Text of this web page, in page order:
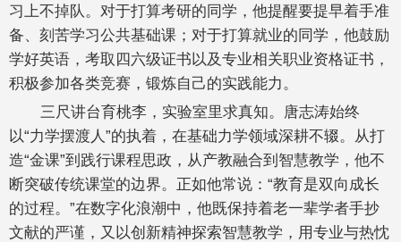
习上不掉队。对于打算考研的同学，他提醒要提早着手准
备、刻苦学习公共基础课；对于打算就业的同学，他鼓励
学好英语，考取四六级证书以及专业相关职业资格证书，
积极参加各类竞赛，锻炼自己的实践能力。
三尺讲台育桃李，实验室里求真知。唐志涛始终
以“力学摆渡人”的执着，在基础力学领域深耕不辍。从打
造“金课”到践行课程思政，从产教融合到智慧教学，他不
断突破传统课堂的边界。正如他常说：“教育是双向成长
的过程。”在数字化浪潮中，他既保持着老一辈学者手抄
文献的严谨，又以创新精神探索智慧教学，用专业与热忱